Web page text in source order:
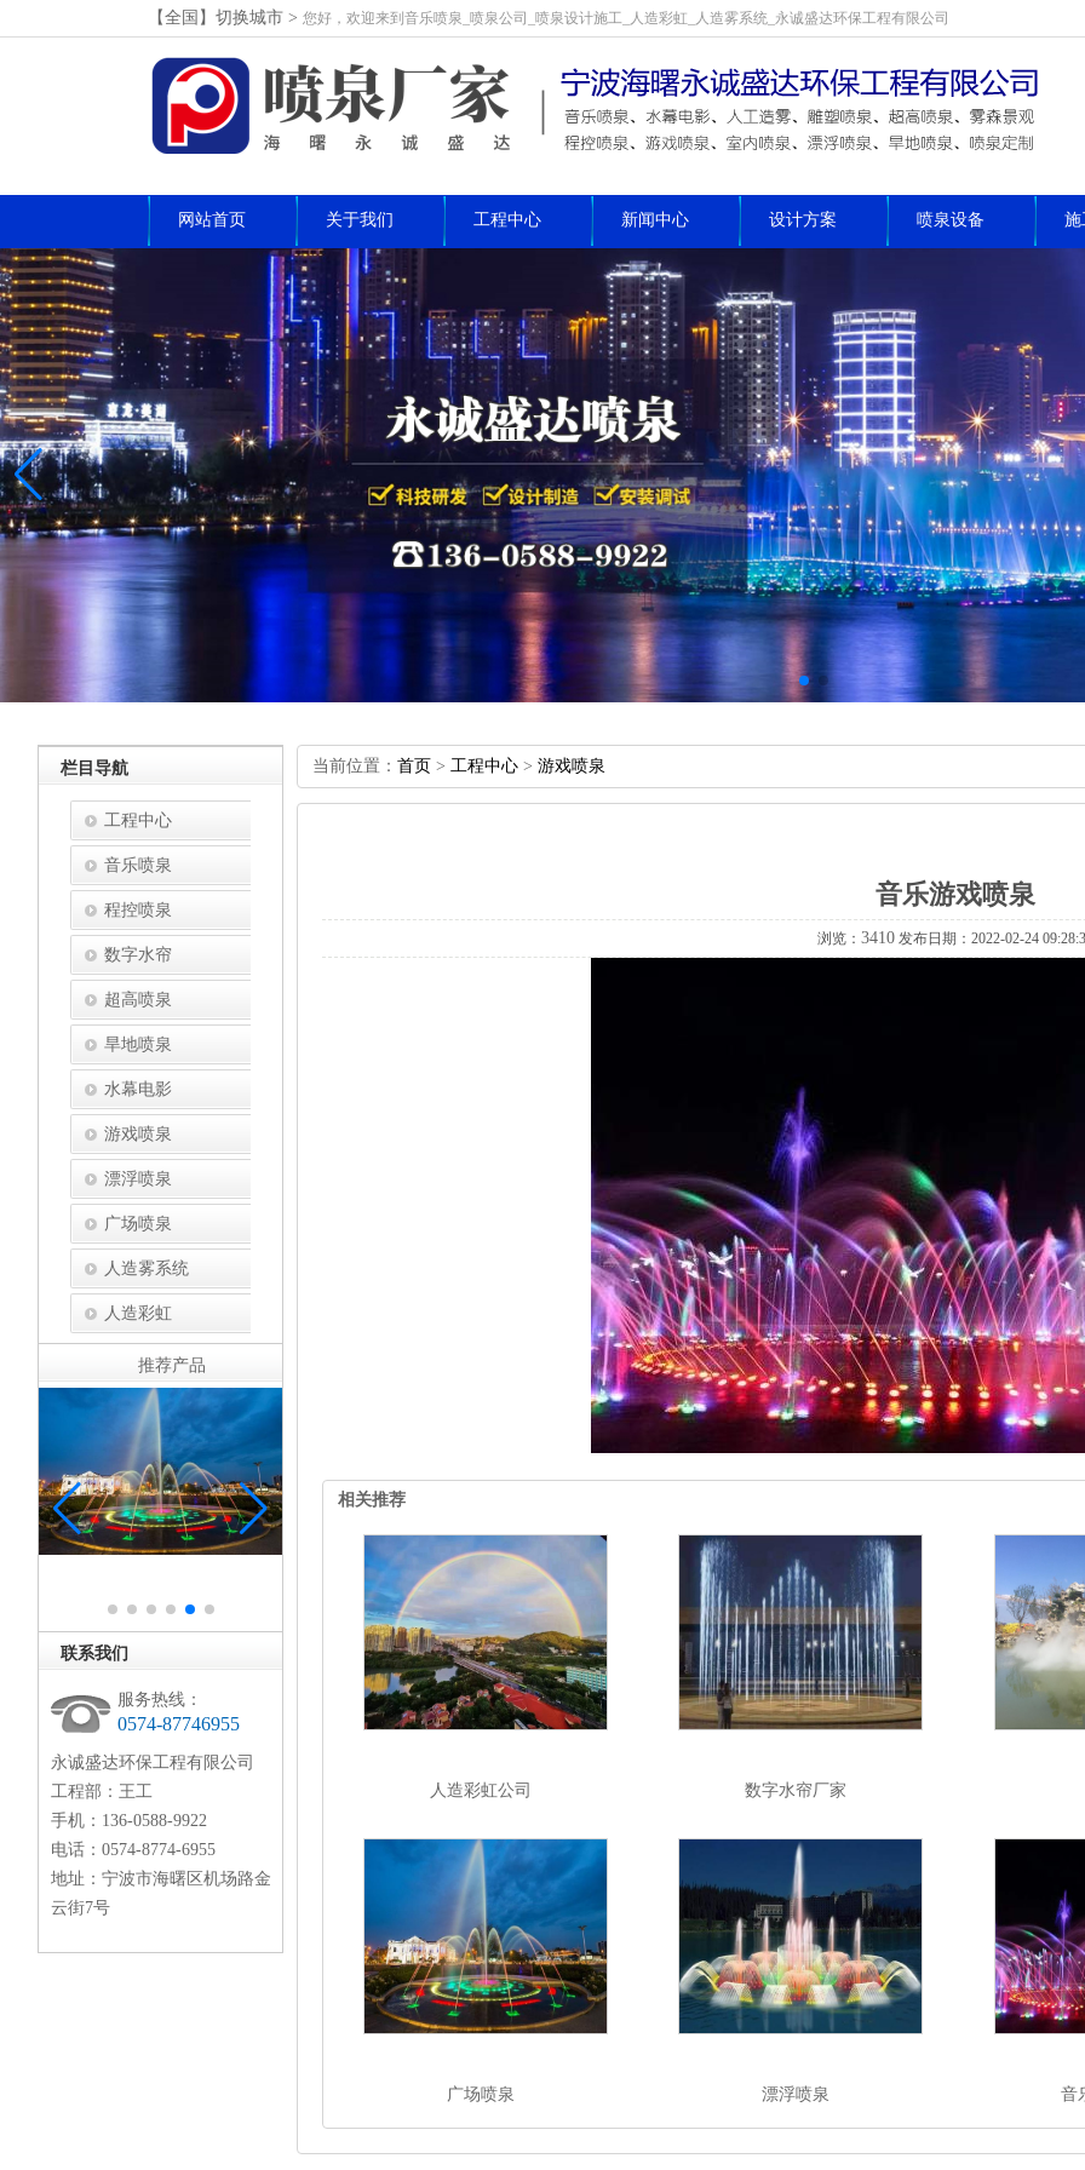
【全国】切换城市> 您好，欢迎来到音乐喷泉_喷泉公司_喷泉设计施工_人造彩虹_人造雾系统_永诚盛达环保工程有限公司
网站首页 关于我们 工程中心 新闻中心 设计方案 喷泉设备 施
栏目导航
工程中心
音乐喷泉
程控喷泉
数字水帘
超高喷泉
旱地喷泉
水幕电影
游戏喷泉
漂浮喷泉
广场喷泉
人造雾系统
人造彩虹
推荐产品
联系我们
服务热线：
0574-87746955
永诚盛达环保工程有限公司
工程部：王工
手机：136-0588-9922
电话：0574-8774-6955
地址：宁波市海曙区机场路金
云街7号
当前位置：首页 > 工程中心 >游戏喷泉
音乐游戏喷泉
浏览：3410 发布日期：2022-02-
相关推荐
人造彩虹公司 数字水帘厂家
广场喷泉 漂浮喷泉 音